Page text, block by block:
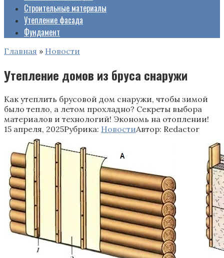
Строительные материалы
Утепление фасада
Фундамент
Главная » Новости
Утепление домов из бруса снаружи
Как утеплить брусовой дом снаружи, чтобы зимой
было тепло, а летом прохладно? Секреты выбора
материалов и технологий! Экономь на отоплении!
15 апреля, 2025Рубрика: НовостиАвтор: Redactor